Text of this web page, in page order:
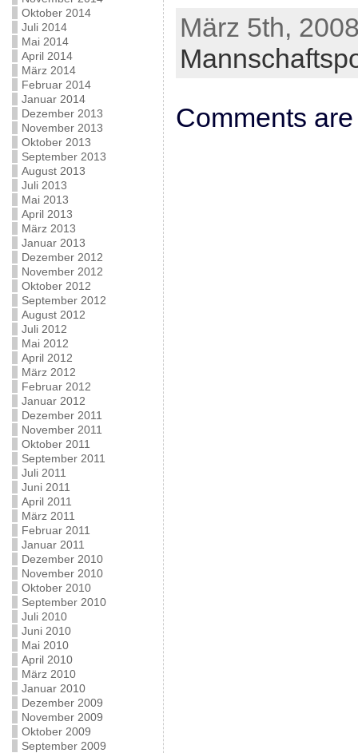
Oktober 2014
Juli 2014
Mai 2014
April 2014
März 2014
Februar 2014
Januar 2014
Dezember 2013
November 2013
Oktober 2013
September 2013
August 2013
Juli 2013
Mai 2013
April 2013
März 2013
Januar 2013
Dezember 2012
November 2012
Oktober 2012
September 2012
August 2012
Juli 2012
Mai 2012
April 2012
März 2012
Februar 2012
Januar 2012
Dezember 2011
November 2011
Oktober 2011
September 2011
Juli 2011
Juni 2011
April 2011
März 2011
Februar 2011
Januar 2011
Dezember 2010
November 2010
Oktober 2010
September 2010
Juli 2010
Juni 2010
Mai 2010
April 2010
März 2010
Januar 2010
Dezember 2009
November 2009
Oktober 2009
September 2009
März 5th,
Comments